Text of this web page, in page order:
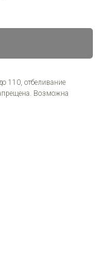
110, отбеливание
Возможна